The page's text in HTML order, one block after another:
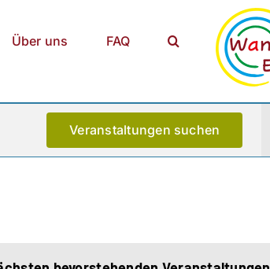
Über uns FAQ
Veranstaltungen suchen